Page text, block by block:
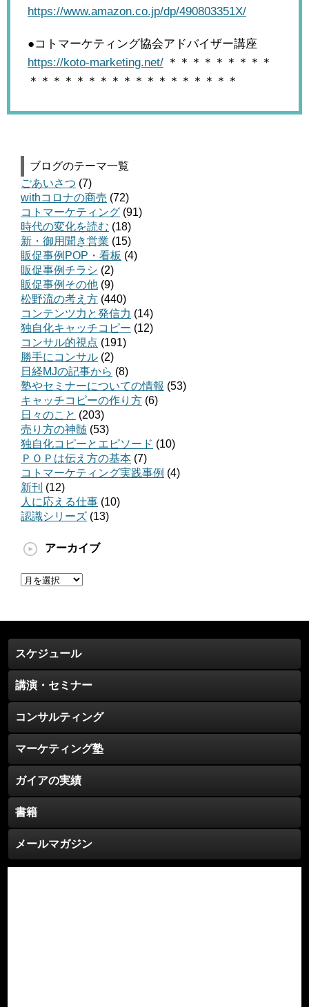
https://www.amazon.co.jp/dp/490803351X/
●コトマーケティング協会アドバイザー講座
https://koto-marketing.net/ ＊＊＊＊＊＊＊＊＊
＊＊＊＊＊＊＊＊＊＊＊＊＊＊＊＊＊＊
ブログのテーマ一覧
ごあいさつ (7)
withコロナの商売 (72)
コトマーケティング (91)
時代の変化を読む (18)
新・御用聞き営業 (15)
販促事例POP・看板 (4)
販促事例チラシ (2)
販促事例その他 (9)
松野流の考え方 (440)
コンテンツ力と発信力 (14)
独自化キャッチコピー (12)
コンサル的視点 (191)
勝手にコンサル (2)
日経MJの記事から (8)
塾やセミナーについての情報 (53)
キャッチコピーの作り方 (6)
日々のこと (203)
売り方の神髄 (53)
独自化コピーとエピソード (10)
ＰＯＰは伝え方の基本 (7)
コトマーケティング実践事例 (4)
新刊 (12)
人に応える仕事 (10)
認識シリーズ (13)
アーカイブ
ア
イ
ブ
スケジュール
講演・セミナー
コンサルティング
マーケティング塾
ガイアの実績
書籍
メールマガジン